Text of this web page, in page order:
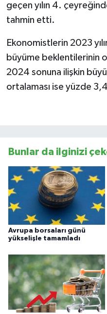
geçen yılın 4.
tahmin etti.
Ekonomistlerin 2023
büyüme beklentilerinin
2024 sonuna ilişkin
ortalaması ise yüzde
Bunlar da ilginizi
Avrupa borsaları günü
yükselişle tamamladı